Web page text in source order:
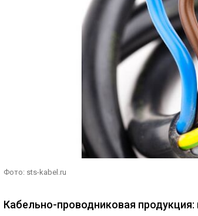
Фото: sts-kabel.ru
Кабельно-проводниковая